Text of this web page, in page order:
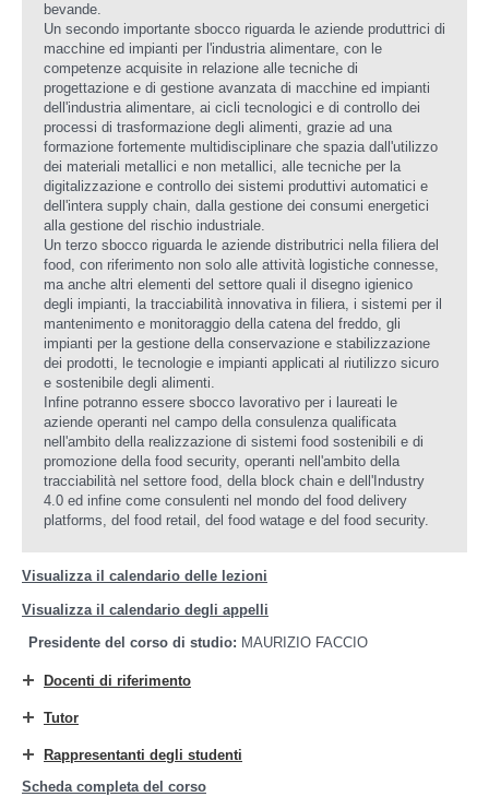
bevande.
Un secondo importante sbocco riguarda le aziende produttrici di
macchine ed impianti per l'industria alimentare, con le
competenze acquisite in relazione alle tecniche di
progettazione e di gestione avanzata di macchine ed impianti
dell'industria alimentare, ai cicli tecnologici e di controllo dei
processi di trasformazione degli alimenti, grazie ad una
formazione fortemente multidisciplinare che spazia dall'utilizzo
dei materiali metallici e non metallici, alle tecniche per la
digitalizzazione e controllo dei sistemi produttivi automatici e
dell'intera supply chain, dalla gestione dei consumi energetici
alla gestione del rischio industriale.
Un terzo sbocco riguarda le aziende distributrici nella filiera del
food, con riferimento non solo alle attività logistiche connesse,
ma anche altri elementi del settore quali il disegno igienico
degli impianti, la tracciabilità innovativa in filiera, i sistemi per il
mantenimento e monitoraggio della catena del freddo, gli
impianti per la gestione della conservazione e stabilizzazione
dei prodotti, le tecnologie e impianti applicati al riutilizzo sicuro
e sostenibile degli alimenti.
Infine potranno essere sbocco lavorativo per i laureati le
aziende operanti nel campo della consulenza qualificata
nell'ambito della realizzazione di sistemi food sostenibili e di
promozione della food security, operanti nell'ambito della
tracciabilità nel settore food, della block chain e dell'Industry
4.0 ed infine come consulenti nel mondo del food delivery
platforms, del food retail, del food watage e del food security.
Visualizza il calendario delle lezioni
Visualizza il calendario degli appelli
Presidente del corso di studio: MAURIZIO FACCIO
Docenti di riferimento
Tutor
Rappresentanti degli studenti
Scheda completa del corso